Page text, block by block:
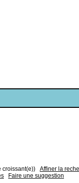
croissant(e)) Affiner la
Faire une suggestion